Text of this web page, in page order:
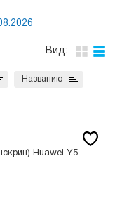
Вид:
Названию
Huawei Y5